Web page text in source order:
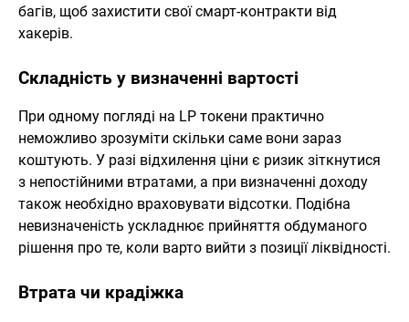
багів, щоб захистити свої смарт-контракти від
хакерів.
Складність у визначенні вартості
При одному погляді на LP токени практично
неможливо зрозуміти скільки саме вони зараз
коштують. У разі відхилення ціни є ризик зіткнутися
з непостійними втратами, а при визначенні доходу
також необхідно враховувати відсотки. Подібна
невизначеність ускладнює прийняття обдуманого
рішення про те, коли варто вийти з позиції ліквідності.
Втрата чи крадіжка